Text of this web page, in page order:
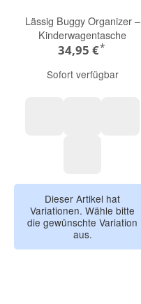
Lässig Buggy Organizer –
Kinderwagentasche
34,95 €*
Sofort verfügbar
Dieser Artikel hat
Variationen. Wähle bitte
die gewünschte Variation
aus.